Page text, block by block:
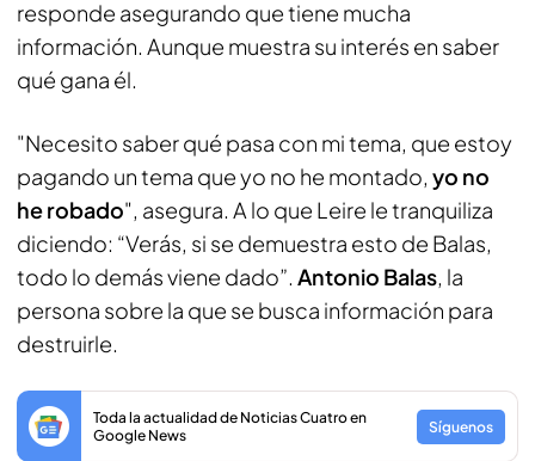
responde asegurando que tiene mucha
información. Aunque muestra su interés en saber
qué gana él.
"Necesito saber qué pasa con mi tema, que estoy
pagando un tema que yo no he montado, yo no
he robado", asegura. A lo que Leire le tranquiliza
diciendo: “Verás, si se demuestra esto de Balas,
todo lo demás viene dado”. Antonio Balas, la
persona sobre la que se busca información para
destruirle.
Toda la actualidad de Noticias Cuatro en
Google News
Síguenos